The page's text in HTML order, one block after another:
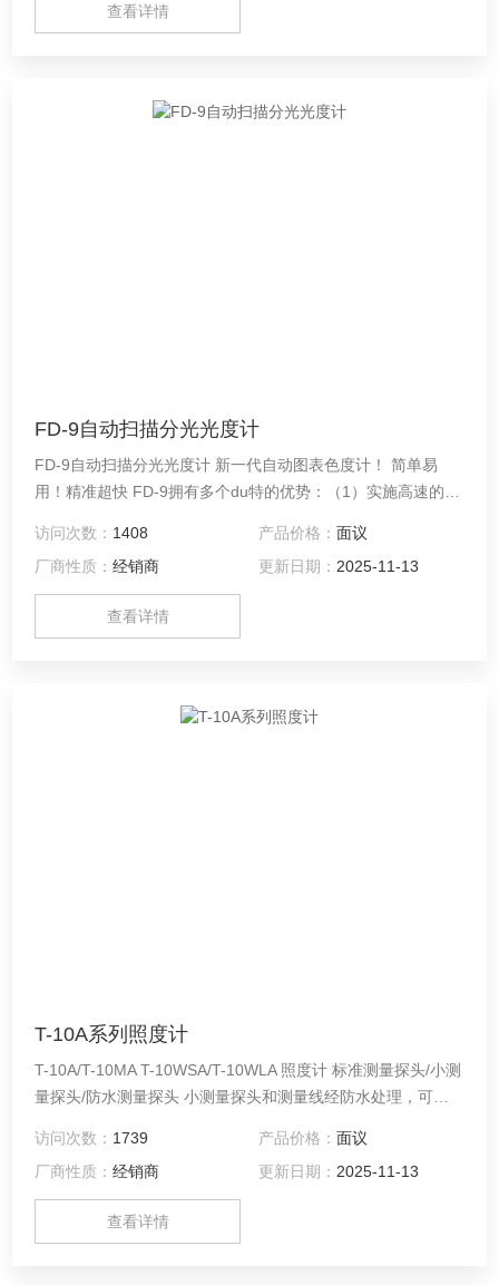
查看详情
FD-9自动扫描分光光度计
FD-9自动扫描分光光度计 新一代自动图表色度计！ 简单易
用！精准超快 FD-9拥有多个du特的优势：（1）实施高速的单
的自动送纸器能够进行连续的测量，既能提高工作效率，又能
减少人工劳动。（3）自由图表格式功能让您可以继续使用原
有格式的图表，甚至是直接测量混合图表，无需重新格式化图
访问次数： 1408 产品价格： 面议
厂商性质：经销商 更新日期： 2025-11-13
查看详情
T-10A系列照度计
T-10A/T-10MA T-10WSA/T-10WLA 照度计 标准测量探头/小测
量探头/防水测量探头 小测量探头和测量线经防水处理，可以
用微型探头型号，即使在狭小空间里也可进行照度测量。
访问次数： 1739 产品价格： 面议
厂商性质：经销商 更新日期： 2025-11-13
查看详情